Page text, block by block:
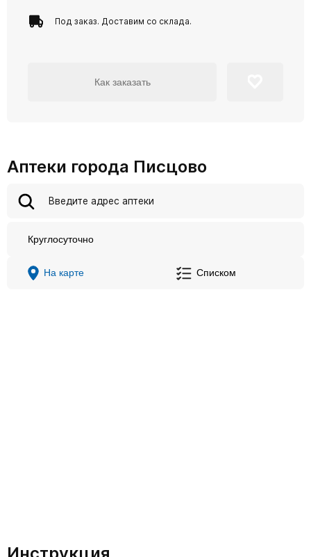
Под заказ. Доставим со склада.
Как заказать
Аптеки города Писцово
Круглосуточно
На карте Списком